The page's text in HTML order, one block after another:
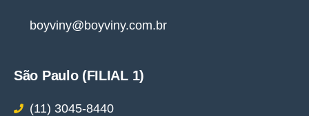
boyviny@boyviny.com.br
São Paulo (FILIAL 1)
(11) 3045-8440